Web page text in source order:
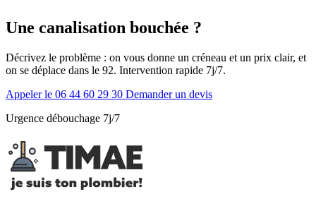
Une canalisation bouchée ?
Décrivez le problème : on vous donne un créneau et un prix clair, et
on se déplace dans le 92. Intervention rapide 7j/7.
Appeler le 06 44 60 29 30 Demander un devis
Urgence débouchage 7j/7